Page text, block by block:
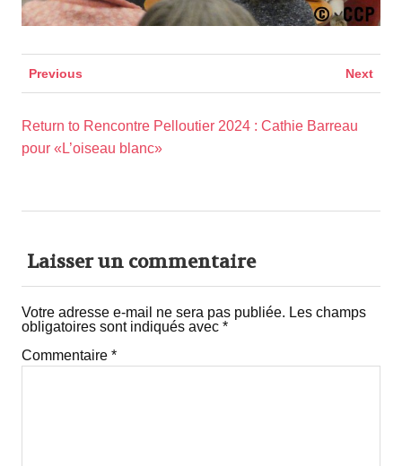
Previous Next
Return to Rencontre Pelloutier 2024 : Cathie Barreau
pour «L’oiseau blanc»
Laisser un commentaire
Votre adresse e-mail ne sera pas publiée. Les champs
obligatoires sont indiqués avec *
Commentaire *